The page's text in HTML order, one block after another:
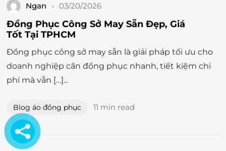
Ngan 03/20/2026
Đồng Phục Công Sở May Sẵn Đẹp, Giá
Tốt Tại TPHCM
Đồng phục công sở may sẵn là giải pháp tối ưu cho
doanh nghiệp cần đồng phục nhanh, tiết kiệm chi
phí mà vẫn […]...
Blog áo đồng phục 11 min read